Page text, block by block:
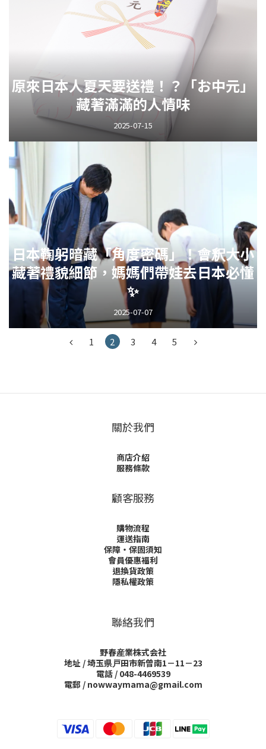
原來日本人夏天要送禮！？「お中元」
藏著滿滿的人情味
2025-07-15
日本鞠躬暗藏「角度密碼」！會釈大小
藏著禮貌細節，媽媽們帶娃去日本必懂
✨
2025-07-07
1 2 3 4 5
關於我們
商店介紹
服務條款
顧客服務
購物流程
運送指南
保障・保固須知
會員優惠福利
退換貨政策
隱私權政策
聯絡我們
野春産業株式会社
地址 / 埼玉県戸田市新曾南1－11－23
電話 / 048-4469539
電郵 / nowwaymama@gmail.com